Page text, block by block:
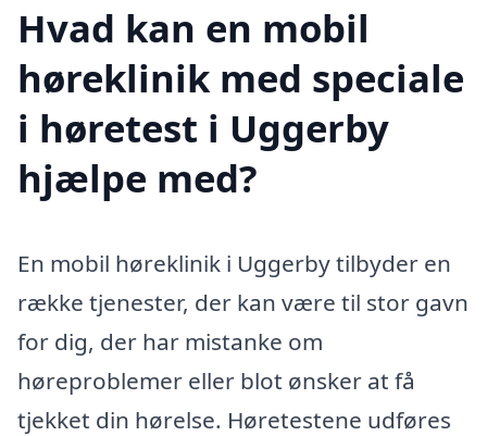
Hvad kan en mobil
høreklinik med speciale
i høretest i Uggerby
hjælpe med?
En mobil høreklinik i Uggerby tilbyder en
række tjenester, der kan være til stor gavn
for dig, der har mistanke om
høreproblemer eller blot ønsker at få
tjekket din hørelse. Høretestene udføres